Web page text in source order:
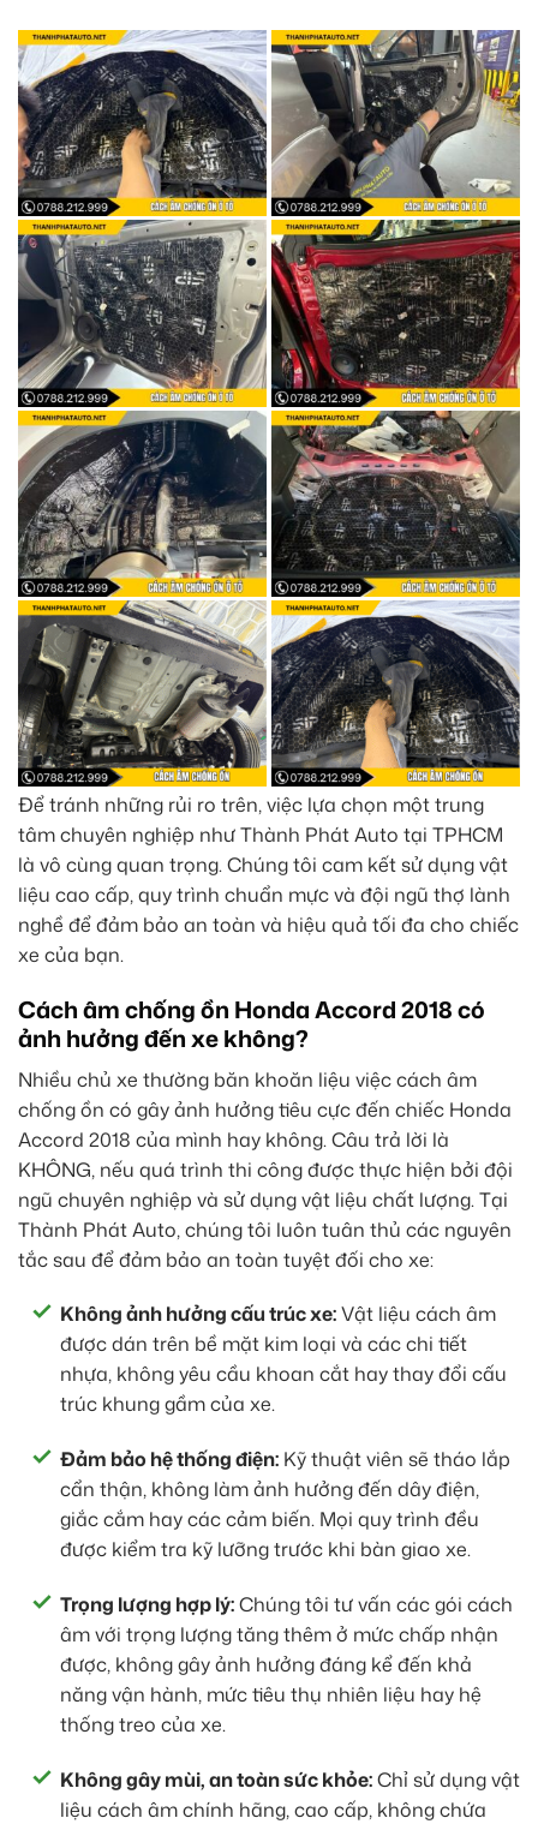
Để tránh những rủi ro trên, việc lựa chọn một trung
tâm chuyên nghiệp như Thành Phát Auto tại TPHCM
là vô cùng quan trọng. Chúng tôi cam kết sử dụng vật
liệu cao cấp, quy trình chuẩn mực và đội ngũ thợ lành
nghề để đảm bảo an toàn và hiệu quả tối đa cho chiếc
xe của bạn.
Cách âm chống ồn Honda Accord 2018 có
ảnh hưởng đến xe không?
Nhiều chủ xe thường băn khoăn liệu việc cách âm
chống ồn có gây ảnh hưởng tiêu cực đến chiếc Honda
Accord 2018 của mình hay không. Câu trả lời là
KHÔNG, nếu quá trình thi công được thực hiện bởi đội
ngũ chuyên nghiệp và sử dụng vật liệu chất lượng. Tại
Thành Phát Auto, chúng tôi luôn tuân thủ các nguyên
tắc sau để đảm bảo an toàn tuyệt đối cho xe:
Không ảnh hưởng cấu trúc xe:Vật liệu cách âm
được dán trên bề mặt kim loại và các chi tiết
nhựa, không yêu cầu khoan cắt hay thay đổi cấu
trúc khung gầm của xe.
Đảm bảo hệ thống điện: Kỹ thuật viên sẽ tháo lắp
cẩn thận, không làm ảnh hưởng đến dây điện,
giắc cắm hay các cảm biến. Mọi quy trình đều
được kiểm tra kỹ lưỡng trước khi bàn giao xe.
Trọng lượng hợp lý:Chúng tôi tư vấn các gói cách
âm với trọng lượng tăng thêm ở mức chấp nhận
được, không gây ảnh hưởng đáng kể đến khả
năng vận hành, mức tiêu thụ nhiên liệu hay hệ
thống treo của xe.
Không gây mùi, an toàn sức khỏe:Chỉ sử dụng vật
liệu cách âm chính hãng, cao cấp, không chứa